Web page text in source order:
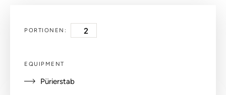
PORTIONEN:
EQUIPMENT
Pürierstab